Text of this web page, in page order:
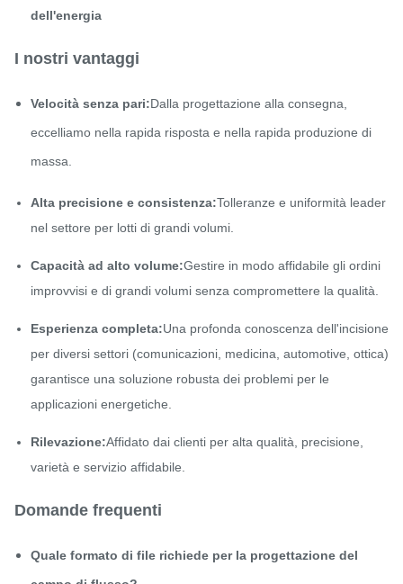
dell'energia
I nostri vantaggi
Velocità senza pari:Dalla progettazione alla consegna,
eccelliamo nella rapida risposta e nella rapida produzione di
massa.
Alta precisione e consistenza:Tolleranze e uniformità leader
nel settore per lotti di grandi volumi.
Capacità ad alto volume:Gestire in modo affidabile gli ordini
improvvisi e di grandi volumi senza compromettere la qualità.
Esperienza completa:Una profonda conoscenza dell'incisione
per diversi settori (comunicazioni, medicina, automotive, ottica)
garantisce una soluzione robusta dei problemi per le
applicazioni energetiche.
Rilevazione:Affidato dai clienti per alta qualità, precisione,
varietà e servizio affidabile.
Domande frequenti
Quale formato di file richiede per la progettazione del